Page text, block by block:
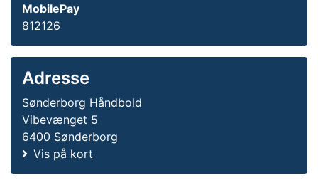
MobilePay
812126
Adresse
Sønderborg Håndbold
Vibevænget 5
6400 Sønderborg
Vis på kort